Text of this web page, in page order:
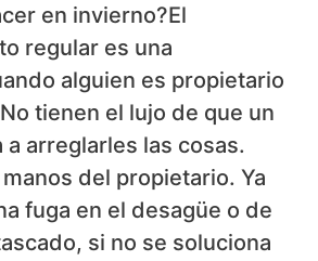
en invierno?El
regular es una
alguien es propietario
tienen el lujo de que un
a arreglarles las cosas.
del propietario. Ya
fuga en el desagüe o de
si no se soluciona